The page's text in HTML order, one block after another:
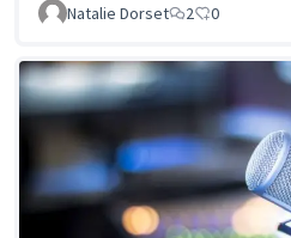
Natalie Dorset 2 0